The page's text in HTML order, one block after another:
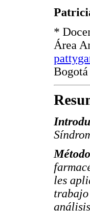
*
Área
Bogotá
les
trabajo